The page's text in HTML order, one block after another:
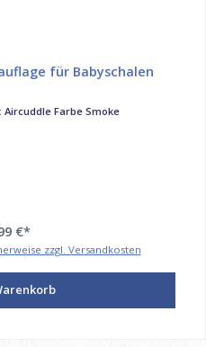
für Babyschalen
Aircuddle Farbe Smoke
€*
zzgl. Versandkosten